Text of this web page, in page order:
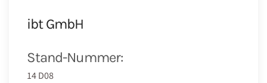
ibt GmbH
Stand-Nummer:
14 D08